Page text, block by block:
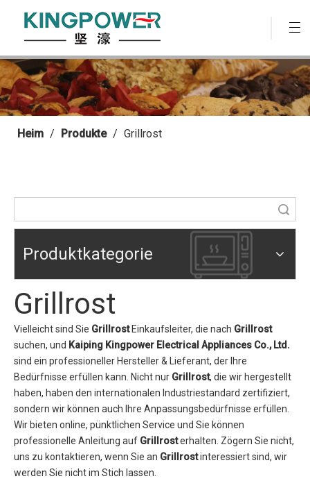
Heim / Produkte / Grillrost
Produktkategorie
Grillrost
Vielleicht sind Sie GrillrostEinkaufsleiter, die nach Grillrost
suchen, und Kaiping Kingpower Electrical Appliances Co., Ltd.
sind ein professioneller Hersteller & Lieferant, der Ihre
Bedürfnisse erfüllen kann. Nicht nur Grillrost, die wir hergestellt
haben, haben den internationalen Industriestandard zertifiziert,
sondern wir können auch Ihre Anpassungsbedürfnisse erfüllen.
Wir bieten online, pünktlichen Service und Sie können
professionelle Anleitung auf Grillrosterhalten. Zögern Sie nicht,
uns zu kontaktieren, wenn Sie an Grillrostinteressiert sind, wir
werden Sie nicht im Stich lassen.